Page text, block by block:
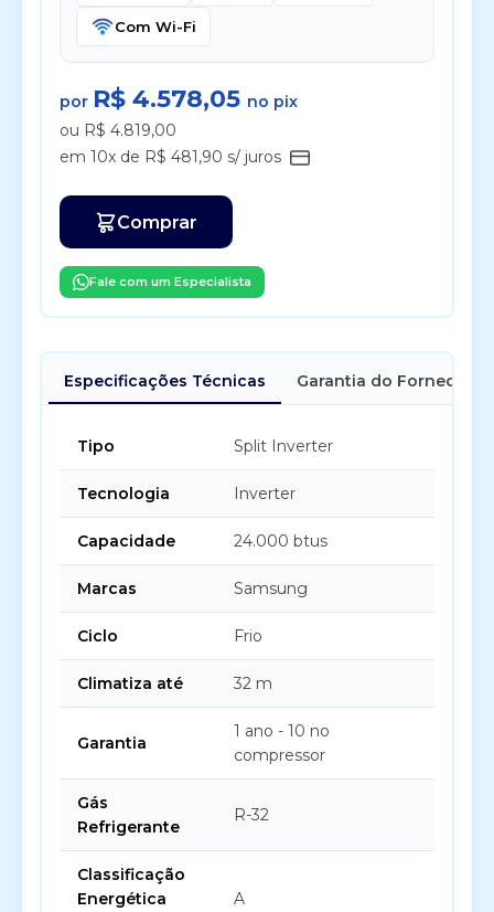
Com Wi-Fi
por R$ 4.578,05 no pix
ou R$ 4.819,00
em 10x de R$ 481,90 s/ juros
Comprar
Fale com um Especialista
Especificações Técnicas Garantia do Fornecedor
Tipo Split Inverter
Tecnologia Inverter
Capacidade 24.000 btus
Marcas Samsung
Ciclo Frio
Climatiza até 32 m
Garantia
1 ano - 10 no
compressor
Gás
Refrigerante
R-32
Classificação
Energética
A